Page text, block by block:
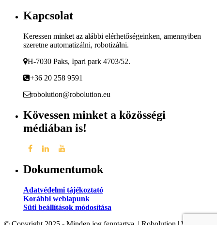
Kapcsolat
Keressen minket az alábbi elérhetőségeinken, amennyiben
szeretne automatizálni, robotizálni.
H-7030 Paks, Ipari park 4703/52.
+36 20 258 9591
robolution@robolution.eu
Kövessen minket a közösségi
médiában is!
Dokumentumok
Adatvédelmi tájékoztató
Korábbi weblapunk
Süti beállítások módosítása